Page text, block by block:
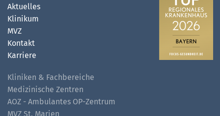
Aktuelles
Klinikum
MVZ
Kontakt
Karriere
Kliniken & Fachbereiche
Medizinische Zentren
AOZ - Ambulantes OP-Zentrum
MVZ St. Marien